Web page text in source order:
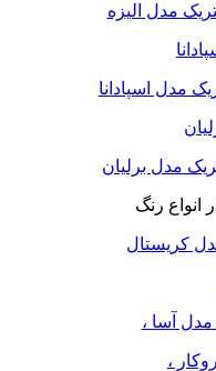
مدل الیزه
مدل اسپادانا
مدل برلیان
کریستال
مدل آسا ،
،